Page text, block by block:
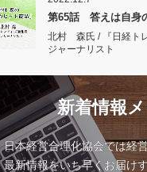
第65話 答えは自身
北村 森氏 / 『日経ト
ジャーナリスト
新着情報
日本経営合理化協会では経
最新情報をいち早くお届け